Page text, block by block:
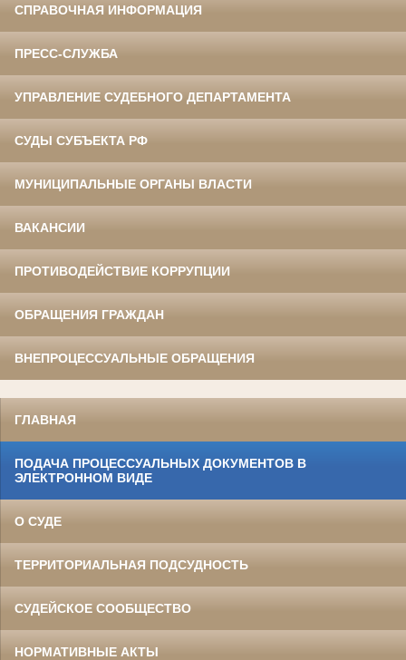
СПРАВОЧНАЯ ИНФОРМАЦИЯ
ПРЕСС-СЛУЖБА
УПРАВЛЕНИЕ СУДЕБНОГО ДЕПАРТАМЕНТА
СУДЫ СУБЪЕКТА РФ
МУНИЦИПАЛЬНЫЕ ОРГАНЫ ВЛАСТИ
ВАКАНСИИ
ПРОТИВОДЕЙСТВИЕ КОРРУПЦИИ
ОБРАЩЕНИЯ ГРАЖДАН
ВНЕПРОЦЕССУАЛЬНЫЕ ОБРАЩЕНИЯ
ГЛАВНАЯ
ПОДАЧА ПРОЦЕССУАЛЬНЫХ ДОКУМЕНТОВ В
ЭЛЕКТРОННОМ ВИДЕ
О СУДЕ
ТЕРРИТОРИАЛЬНАЯ ПОДСУДНОСТЬ
СУДЕЙСКОЕ СООБЩЕСТВО
НОРМАТИВНЫЕ АКТЫ